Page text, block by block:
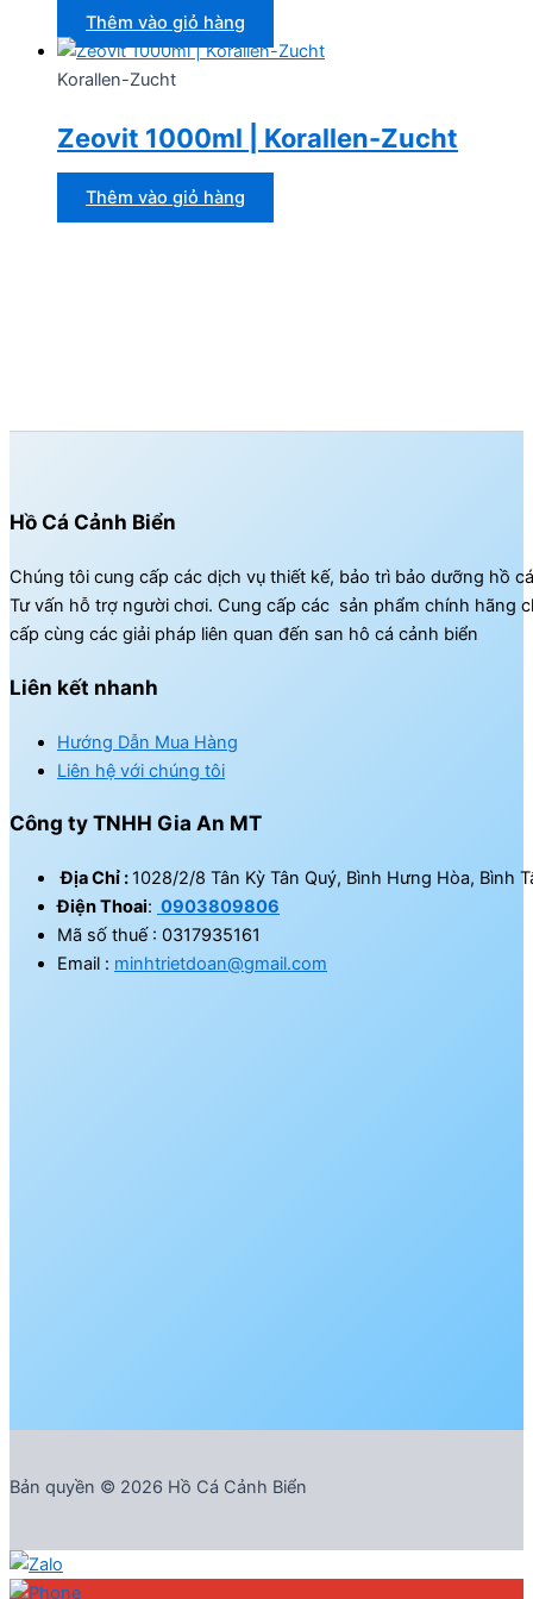
Thêm vào giỏ hàng
Korallen-Zucht
Zeovit 1000ml | Korallen-Zucht
Thêm vào giỏ hàng
Hồ Cá Cảnh Biển
Chúng tôi cung cấp các dịch vụ thiết kế, bảo trì bảo dưỡng hồ
Tư vấn hỗ trợ người chơi. Cung cấp các sản phẩm chính hãng
cấp cùng các giải pháp liên quan đến san hô cá cảnh biển
Liên kết nhanh
Hướng Dẫn Mua Hàng
Liên hệ với chúng tôi
Công ty TNHH Gia An MT
Địa Chỉ :1028/2/8 Tân Kỳ Tân Quý, Bình Hưng Hòa, Bình
Điện Thoai: 0903809806
Mã số thuế : 0317935161
Email : minhtrietdoan@gmail.com
Bản quyền © 2026 Hồ Cá Cảnh Biển